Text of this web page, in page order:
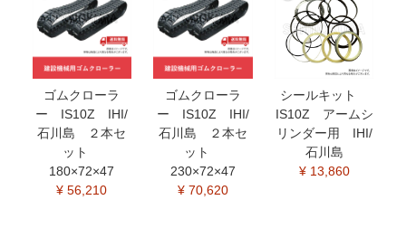
ゴムクローラ
ー IS10Z IHI/
石川島 ２本セ
ット
180×72×47
¥ 56,210
ゴムクローラ
ー IS10Z IHI/
石川島 ２本セ
ット
230×72×47
¥ 70,620
シールキット
IS10Z アームシ
リンダー用 IHI/
石川島
¥ 13,860